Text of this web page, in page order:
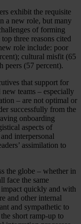
exhibit the requisite
a new role, but many
of forming
three reasons cited
role include: poor
cultural misfit (65
peers (57 percent).
that support for
teams – especially
– are not optimal or
successfully from the
onboarding
aspects of
interpersonal
assimilation to
the globe – whether in
face the same
impact quickly and with
and other internal
and sympathetic to
short ramp-up to